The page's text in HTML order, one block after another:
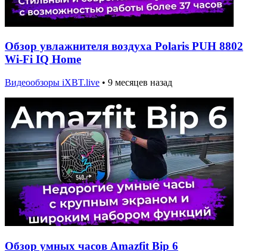
Обзор увлажнителя воздуха Polaris PUH 8802
Wi-Fi IQ Home
Видеообзоры iXBT.live • 9 месяцев назад
Обзор умных часов Amazfit Bip 6